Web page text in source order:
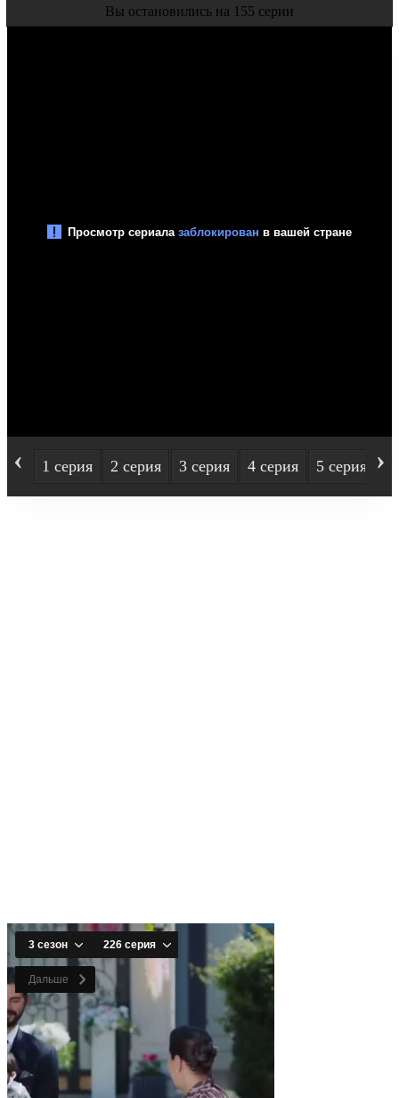
Вы остановились на 155 серии
‹ 1 серия 2 серия 3 серия 4 серия 5 серия ›